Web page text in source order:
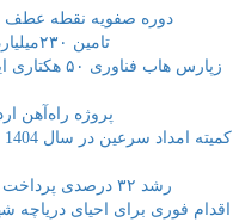
دوره صفویه نقطه عطف
تامین ۲۳۰میلیارد تومان برای تکمیل تالار شهر اردبیل
پروژه راه‌آهن
رشد ۳۲ درصدی پرداخت تسهیلات قرض‌الحسنه در سال ۱۴۰۴
اقدام فوری برای احیای دریاچه